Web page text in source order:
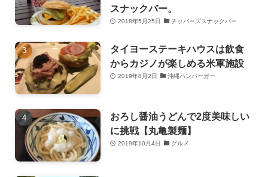
スナックバー。
2018年5月25日 チッパーズスナックバー
タイヨーステーキハウスは飲食
からカジノが楽しめる米軍施設
2019年8月2日 沖縄ハンバーガー
おろし醤油うどんで2度美味しい
に挑戦【丸亀製麺】
2019年10月4日 グルメ